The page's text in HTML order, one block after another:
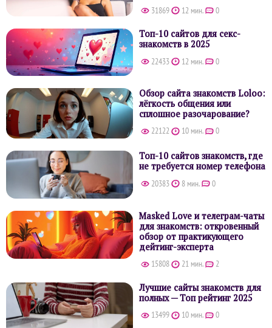
31869 12 мин. 0
Топ-10 сайтов для секс-
знакомств в 2025
22433 12 мин. 0
Обзор сайта знакомств Loloo:
лёгкость общения или
сплошное разочарование?
22122 10 мин. 0
Топ-10 сайтов знакомств, где
не требуется номер телефона
20383 8 мин. 0
Masked Love и телеграм-чаты
для знакомств: откровенный
обзор от практикующего
дейтинг-эксперта
15808 21 мин. 2
Лучшие сайты знакомств для
полных — Топ рейтинг 2025
13499 10 мин. 0